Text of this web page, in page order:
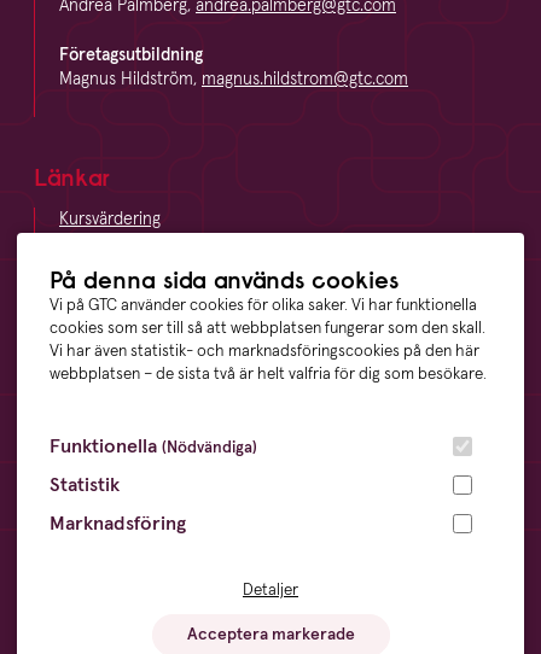
På denna sida används cookies
Vi på GTC använder cookies för olika saker. Vi har funktionella
cookies som ser till så att webbplatsen fungerar som den skall.
Vi har även statistik- och marknadsföringscookies på den här
webbplatsen – de sista två är helt valfria för dig som besökare.
Funktionella (Nödvändiga)
Statistik
Marknadsföring
Detaljer
Acceptera markerade
Andrea Palmberg, andrea.palmberg@gtc.com
Företagsutbildning
Magnus Hildström, magnus.hildstrom@gtc.com
Länkar
Kursvärdering
Vägbeskrivning
Visselblåsning
Våra ägare
Övrigt
Dataskyddsförordningen- din digitala integritet
- en översikt över webbplatsen